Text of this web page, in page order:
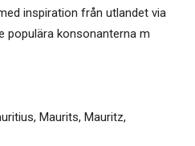
inspiration från utlandet via
populära konsonanterna m
, Maurits, Mauritz,